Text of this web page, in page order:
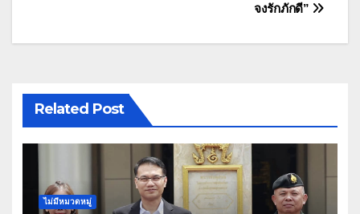
จงรักภักดี”
Related Post
ไม่มีหมวดหมู่